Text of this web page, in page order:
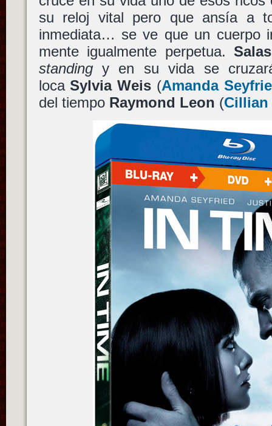
su reloj vital pero que ansía a
inmediata… se ve que un cuerpo
mente igualmente perpetua.Salas
standingy en su vida se
locaSylvia Weis (Amanda
del tiempo Raymond Leon (Cillian